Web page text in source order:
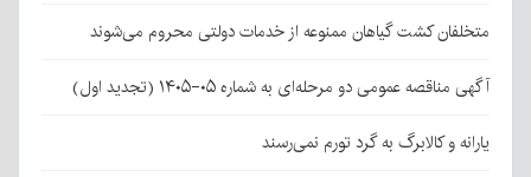
متخلفان کشت گیاهان ممنوعه از خدمات دولتی محروم می‌شوند
آگهی مناقصه عمومی دو مرحله‌ای به شماره ۰۵-۱۴۰۵ (تجدید اول)
یارانه و کالابرگ به گرد تورم نمی‌رسند